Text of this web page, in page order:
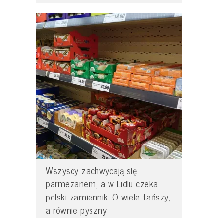
Wszyscy zachwycają się
parmezanem, a w Lidlu czeka
polski zamiennik. O wiele tańszy,
a równie pyszny